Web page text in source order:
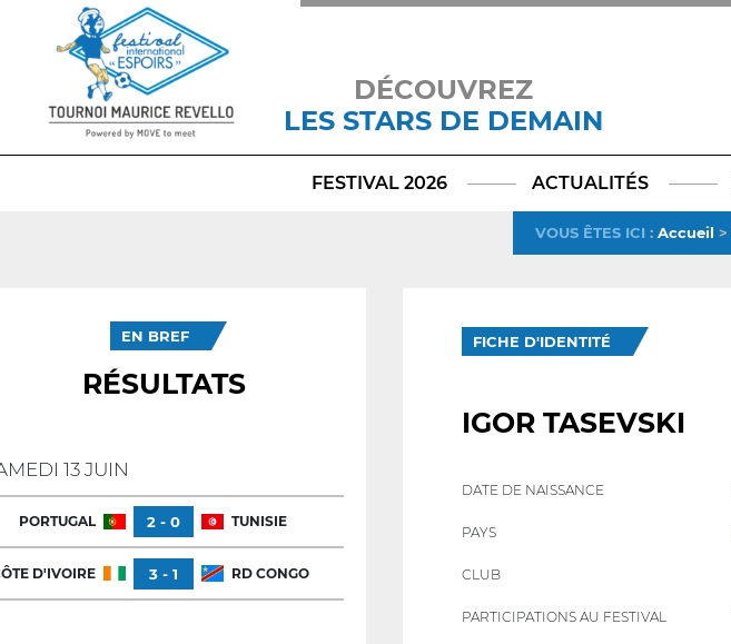
DÉCOUVREZ
LES STARS DE DEMAIN
FESTIVAL 2026 ACTUALITÉS
VOUS ÊTES ICI : Accueil >
EN BREF
RÉSULTATS
13 JUIN
PORTUGAL 2 - 0 TUNISIE
D'IVOIRE 3 - 1 RD CONGO
FICHE D'IDENTITÉ
IGOR TASEVSKI
DATE DE NAISSANCE
PAYS
CLUB
PARTICIPATIONS AU FESTIVAL